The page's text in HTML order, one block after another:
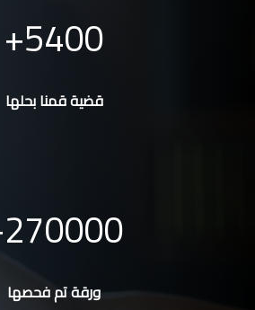
5400
قضية قمنا بحلها
270000
ورقة تم فحصها